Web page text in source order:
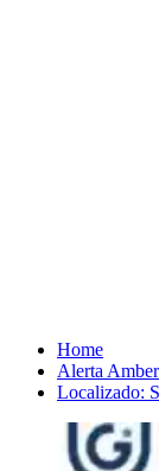
Home
Alerta Amber
Localizado: